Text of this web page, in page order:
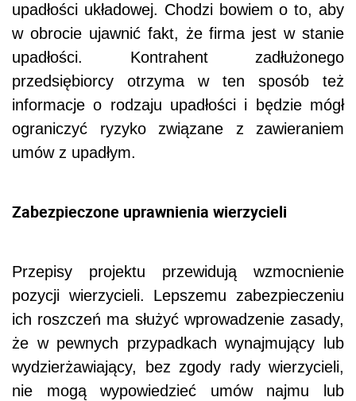
upadłości układowej. Chodzi bowiem o to, aby
w obrocie ujawnić fakt, że firma jest w stanie
upadłości. Kontrahent zadłużonego
przedsiębiorcy otrzyma w ten sposób też
informacje o rodzaju upadłości i będzie mógł
ograniczyć ryzyko związane z zawieraniem
umów z upadłym.
Zabezpieczone uprawnienia wierzycieli
Przepisy projektu przewidują wzmocnienie
pozycji wierzycieli. Lepszemu zabezpieczeniu
ich roszczeń ma służyć wprowadzenie zasady,
że w pewnych przypadkach wynajmujący lub
wydzierżawiający, bez zgody rady wierzycieli,
nie mogą wypowiedzieć umów najmu lub